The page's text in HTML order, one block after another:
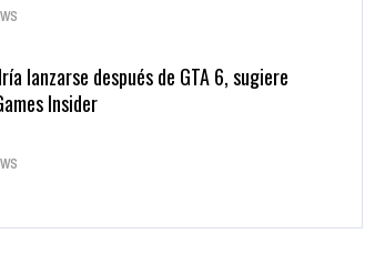
lanzarse después de GTA 6, sugiere
Insider
los primeros detalles de Resident Evil